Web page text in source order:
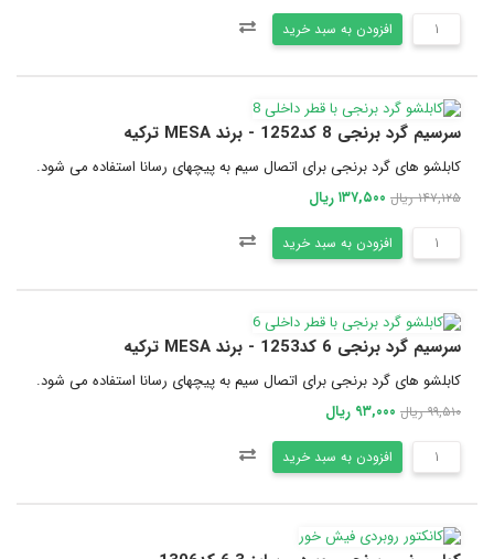
افزودن به سبد خرید
سرسیم گرد برنجی 8 کد1252 - برند MESA ترکیه
کابلشو های گرد برنجی برای اتصال سیم به پیچهای رسانا استفاده می شود.
۱۴۷,۱۲۵ ریال ۱۳۷,۵۰۰ ریال
افزودن به سبد خرید
سرسیم گرد برنجی 6 کد1253 - برند MESA ترکیه
کابلشو های گرد برنجی برای اتصال سیم به پیچهای رسانا استفاده می شود.
۹۹,۵۱۰ ریال ۹۳,۰۰۰ ریال
افزودن به سبد خرید